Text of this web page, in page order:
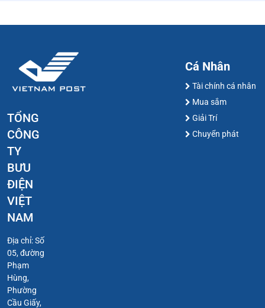
TỔNG
CÔNG
TY
BƯU
ĐIỆN
VIỆT
NAM
Địa chỉ: Số
05, đường
Phạm
Hùng,
Phường
Cầu Giấy,
Cá Nhân
Tài chính cá nhân
Mua sắm
Giải Trí
Chuyển phát